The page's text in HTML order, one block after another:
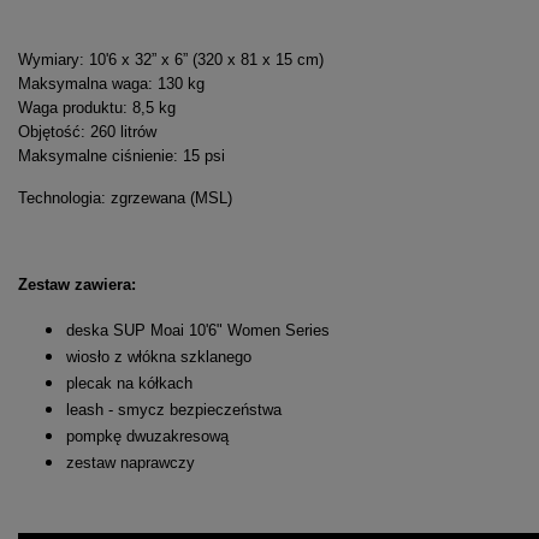
Wymiary: 10'6 x 32” x 6” (320 x 81 x 15 cm)
Maksymalna waga: 130 kg
Waga produktu: 8,5 kg
Objętość: 260 litrów
Maksymalne ciśnienie: 15 psi
Technologia: zgrzewana (MSL)
Zestaw zawiera:
deska SUP Moai 10'6" Women Series
wiosło z włókna szklanego
plecak na kółkach
leash - smycz bezpieczeństwa
pompkę dwuzakresową
zestaw naprawczy